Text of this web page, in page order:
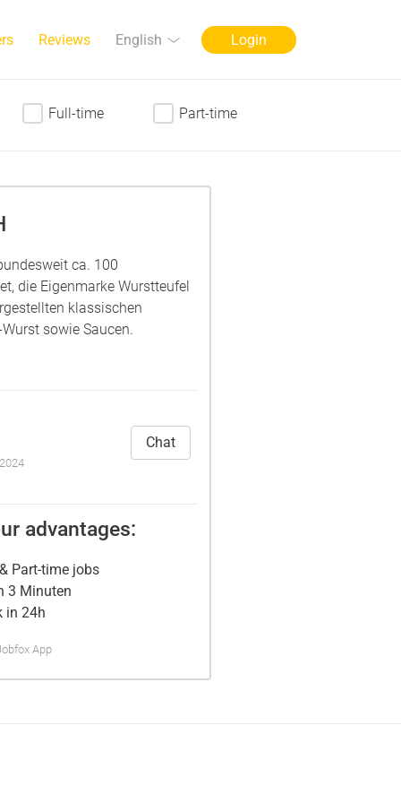
Reviews Language
English Login
Full-time Part-time
ca. 100
die Eigenmarke Wurstteufel
klassischen
sowie Saucen.
Chat
advantages:
Part-time jobs
3 Minuten
in 24h
App